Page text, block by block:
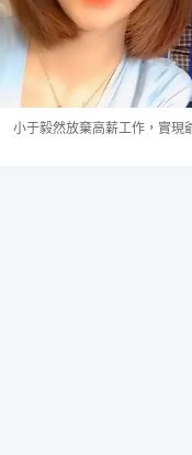
小于毅然放棄高薪工作，實現